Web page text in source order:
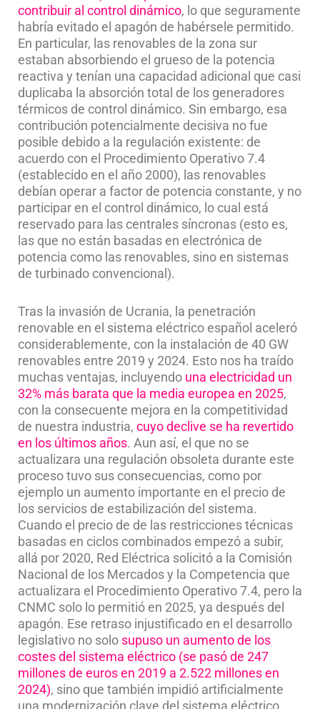
contribuir al control dinámico, lo que seguramente
habría evitado el apagón de habérsele permitido.
En particular, las renovables de la zona sur
estaban absorbiendo el grueso de la potencia
reactiva y tenían una capacidad adicional que casi
duplicaba la absorción total de los generadores
térmicos de control dinámico. Sin embargo, esa
contribución potencialmente decisiva no fue
posible debido a la regulación existente: de
acuerdo con el Procedimiento Operativo 7.4
(establecido en el año 2000), las renovables
debían operar a factor de potencia constante, y no
participar en el control dinámico, lo cual está
reservado para las centrales síncronas (esto es,
las que no están basadas en electrónica de
potencia como las renovables, sino en sistemas
de turbinado convencional).
Tras la invasión de Ucrania, la penetración
renovable en el sistema eléctrico español aceleró
considerablemente, con la instalación de 40 GW
renovables entre 2019 y 2024. Esto nos ha traído
muchas ventajas, incluyendo una electricidad un
32% más barata que la media europea en 2025,
con la consecuente mejora en la competitividad
de nuestra industria, cuyo declive se ha revertido
en los últimos años. Aun así, el que no se
actualizara una regulación obsoleta durante este
proceso tuvo sus consecuencias, como por
ejemplo un aumento importante en el precio de
los servicios de estabilización del sistema.
Cuando el precio de de las restricciones técnicas
basadas en ciclos combinados empezó a subir,
allá por 2020, Red Eléctrica solicitó a la Comisión
Nacional de los Mercados y la Competencia que
actualizara el Procedimiento Operativo 7.4, pero la
CNMC solo lo permitió en 2025, ya después del
apagón. Ese retraso injustificado en el desarrollo
legislativo no solo supuso un aumento de los
costes del sistema eléctrico (se pasó de 247
millones de euros en 2019 a 2.522 millones en
2024), sino que también impidió artificialmente